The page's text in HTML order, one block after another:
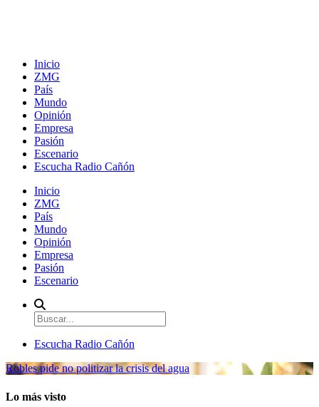
Inicio
ZMG
País
Mundo
Opinión
Empresa
Pasión
Escenario
Escucha Radio Cañón
Inicio
ZMG
País
Mundo
Opinión
Empresa
Pasión
Escenario
Escucha Radio Cañón
Robles pide no politizar la crisis del agua
Lo más visto